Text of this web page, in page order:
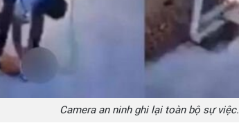
Camera an ninh ghi lại toàn bộ sự việc.